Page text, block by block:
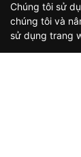
Giấy phép hoạt
Thông tin và
Chúng tôi sử
chúng tôi và
sử dụng trang